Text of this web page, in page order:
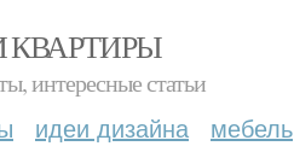
КВАРТИРЫ
интересные статьи
идеи дизайна мебель